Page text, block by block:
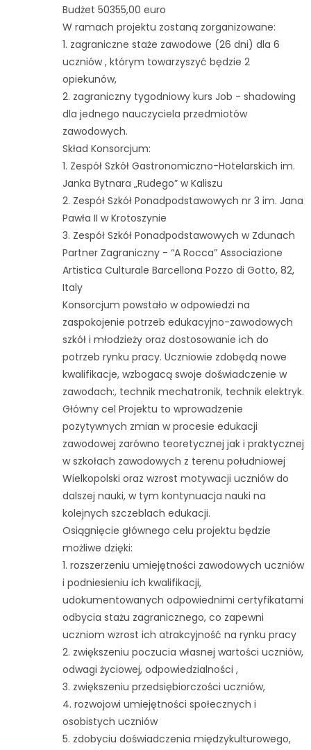
Budżet 50355,00 euro
W ramach projektu zostaną zorganizowane:
1. zagraniczne staże zawodowe (26 dni) dla 6
uczniów , którym towarzyszyć będzie 2
opiekunów,
2. zagraniczny tygodniowy kurs Job - shadowing
dla jednego nauczyciela przedmiotów
zawodowych.
Skład Konsorcjum:
1. Zespół Szkół Gastronomiczno-Hotelarskich im.
Janka Bytnara „Rudego” w Kaliszu
2. Zespół Szkół Ponadpodstawowych nr 3 im. Jana
Pawła II w Krotoszynie
3. Zespół Szkół Ponadpodstawowych w Zdunach
Partner Zagraniczny - “A Rocca” Associazione
Artistica Culturale Barcellona Pozzo di Gotto, 82,
Italy
Konsorcjum powstało w odpowiedzi na
zaspokojenie potrzeb edukacyjno-zawodowych
szkół i młodzieży oraz dostosowanie ich do
potrzeb rynku pracy. Uczniowie zdobędą nowe
kwalifikacje, wzbogacą swoje doświadczenie w
zawodach:, technik mechatronik, technik elektryk.
Główny cel Projektu to wprowadzenie
pozytywnych zmian w procesie edukacji
zawodowej zarówno teoretycznej jak i praktycznej
w szkołach zawodowych z terenu południowej
Wielkopolski oraz wzrost motywacji uczniów do
dalszej nauki, w tym kontynuacja nauki na
kolejnych szczeblach edukacji.
Osiągnięcie głównego celu projektu będzie
możliwe dzięki:
1. rozszerzeniu umiejętności zawodowych uczniów
i podniesieniu ich kwalifikacji,
udokumentowanych odpowiednimi certyfikatami
odbycia stażu zagranicznego, co zapewni
uczniom wzrost ich atrakcyjność na rynku pracy
2. zwiększeniu poczucia własnej wartości uczniów,
odwagi życiowej, odpowiedzialności ,
3. zwiększeniu przedsiębiorczości uczniów,
4. rozwojowi umiejętności społecznych i
osobistych uczniów
5. zdobyciu doświadczenia międzykulturowego,